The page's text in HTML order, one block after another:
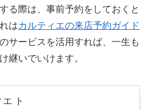
る際は、事前予約をしておくと
はカルティエの来店予約ガイド
サービスを活用すれば、一生も
継いでいけます。
ト